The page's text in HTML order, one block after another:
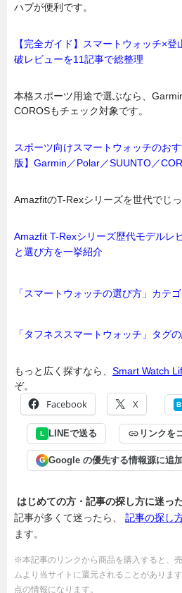
ハブが便利です。
【完全ガイド】スマートウォッチ×
破レビューを11記事で総整理
本格スポーツ用途で選ぶなら、
COROSもチェック対象です。
スポーツ向けスマートウォッチのお
版】Garmin／Polar／SUUNTO／
AmazfitのT-Rexシリーズを世代でじ
Amazfit T-Rexシリーズ歴代モデルレ
と選び方を一挙紹介
「スマートウォッチの選び方」カテ
「タフネススマートウォッチ」タグ
もっと広く探すなら、 Smart Watch
ぞ。
Facebook X
L LINEで送る リンクを
G Google の優先する情報源に追
はじめての方・記事の探し方に迷っ
記事が多くて迷ったら、 記事の探し
ます。
※本記事のリンクから商品を購入すると、
ムより当サイトに還元されることがありま
点の情報になります。